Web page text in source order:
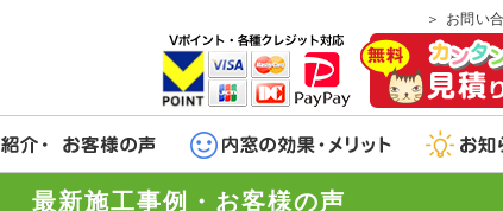
お問い
最新施工事例・お客様の声